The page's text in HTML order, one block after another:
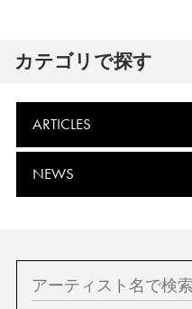
カテゴリで探す
ARTICLES
NEWS